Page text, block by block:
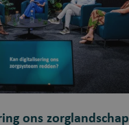
ons zorglandschap